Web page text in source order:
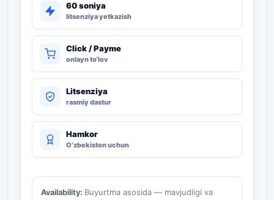
60 soniya
litsenziya yetkazish
Click / Payme
onlayn to‘lov
Litsenziya
rasmiy dastur
Hamkor
O‘zbekiston uchun
Availability: Buyurtma asosida — mavjudligi va